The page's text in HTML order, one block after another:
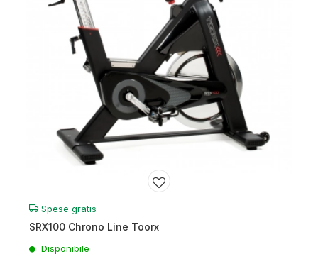
Spese gratis
SRX100 Chrono Line Toorx
Disponibile